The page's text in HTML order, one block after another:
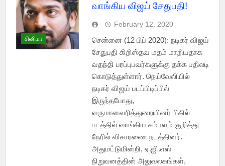
சினிமா
வாங்கிய விஜய் சேதுபதி!
February 12, 2020
சென்னை (12 பிப் 2020): நடிகர் விஜய்
சேதுபதி கிறிஸ்தவ மதம் மாறியதாக
வதந்தி பரப்புபவர்களுக்கு தக்க பதிலடி
கொடுத்துள்ளார். நெய்வேலியில்
நடிகர் விஜய் படப்பிடிப்பில்
இருந்தபோது,
வருமானவரித்துறையினர் பிகில்
படத்தில் வாங்கிய சம்பளம் குறித்து
நேரில் விசாரணை நடத்தினர்.
அதுமட்டுமின்றி, ஏ.ஜி.எஸ்
நிறுவனத்தின் அலுவலகங்கள்,